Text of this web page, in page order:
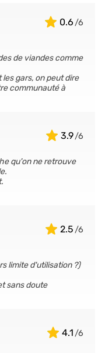
0.6
de viandes comme
gars, on peut dire
communauté à
3.9
qu'on ne retrouve
2.5
limite d'utilisation ?)
sans doute
4.1